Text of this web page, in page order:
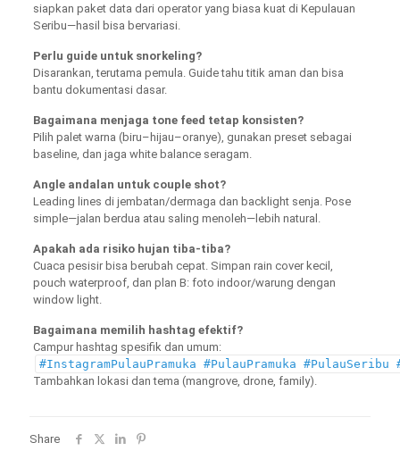
siapkan paket data dari operator yang biasa kuat di Kepulauan
Seribu—hasil bisa bervariasi.
Perlu guide untuk snorkeling?
Disarankan, terutama pemula. Guide tahu titik aman dan bisa
bantu dokumentasi dasar.
Bagaimana menjaga tone feed tetap konsisten?
Pilih palet warna (biru–hijau–oranye), gunakan preset sebagai
baseline, dan jaga white balance seragam.
Angle andalan untuk couple shot?
Leading lines di jembatan/dermaga dan backlight senja. Pose
simple—jalan berdua atau saling menoleh—lebih natural.
Apakah ada risiko hujan tiba-tiba?
Cuaca pesisir bisa berubah cepat. Simpan rain cover kecil,
pouch waterproof, dan plan B: foto indoor/warung dengan
window light.
Bagaimana memilih hashtag efektif?
Campur hashtag spesifik dan umum:
#InstagramPulauPramuka #PulauPramuka
Tambahkan lokasi dan tema (mangrove, drone, family).
Share